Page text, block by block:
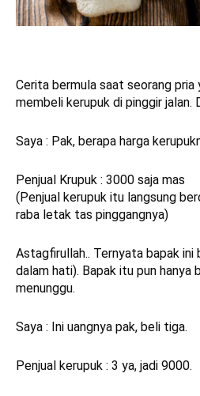
Cerita bermula saat seorang pria
membeli kerupuk di pinggir jalan.
Saya : Pak, berapa harga
Penjual Krupuk : 3000 saja mas
(Penjual kerupuk itu langsung
raba letak tas pinggangnya)
Astagfirullah.. Ternyata bapak ini
dalam hati). Bapak itu pun hanya
menunggu.
Saya : Ini uangnya pak, beli tiga.
Penjual kerupuk : 3 ya, jadi 9000.